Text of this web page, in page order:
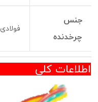
جنس
چرخدنده
فولادی
اطلاعات کلی